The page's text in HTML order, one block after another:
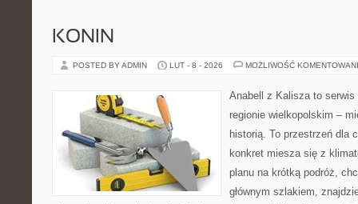
KONIN
POSTED BY ADMIN LUT - 8 - 2026 MOŻLIWOŚĆ
Anabell z Kalisza to
regionie wielkopolskim –
historią. To przestrzeń dla
konkret miesza się z
planu na krótką podróż,
głównym szlakiem,